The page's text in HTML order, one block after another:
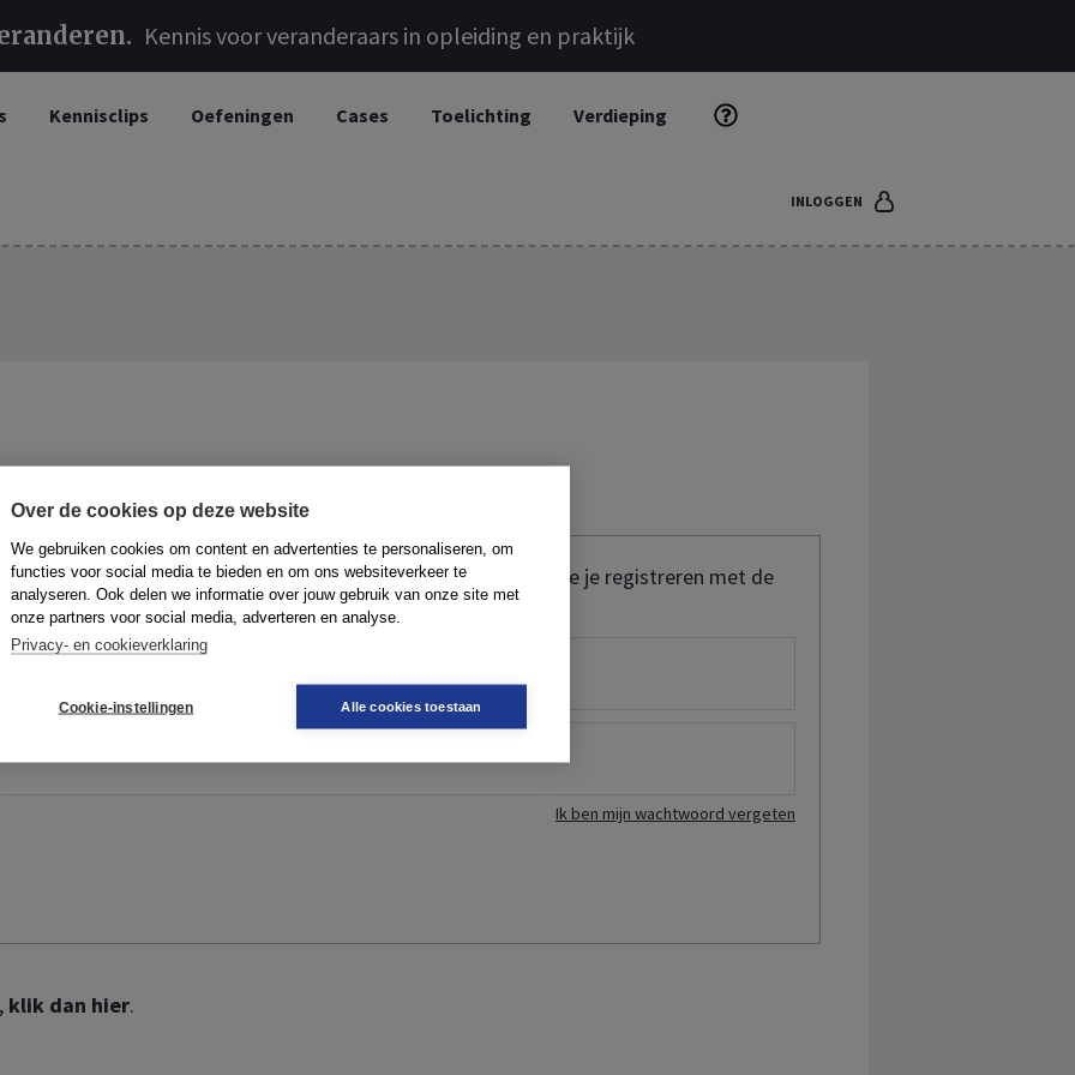
Over de cookies op deze website
We gebruiken cookies om content en advertenties te personaliseren, om
functies voor social media te bieden en om ons websiteverkeer te
analyseren. Ook delen we informatie over jouw gebruik van onze site met
onze partners voor social media, adverteren en analyse.
Privacy- en cookieverklaring
Cookie-instellingen Alle cookies toestaan
Kennis voor veranderaars in opleiding en praktijk
Kennisclips Oefeningen Cases Toelichting Verdieping
INLOGGEN
website te kunnen gebruiken. Om te kunnen inloggen, moet je je registreren met de
boek,klik dan hier.
Ik ben mijn wachtwoord vergeten
klik dan hier.